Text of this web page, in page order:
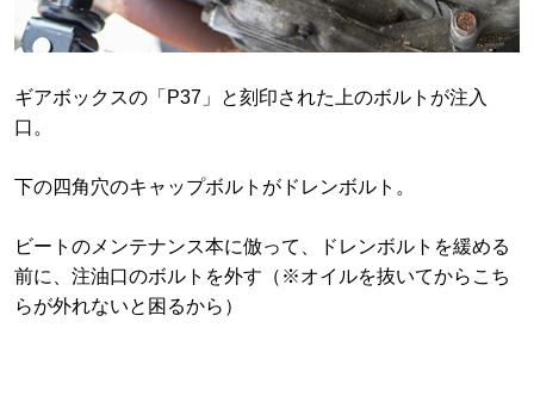
ギアボックスの「P37」と刻印された上のボルトが注入
口。
下の四角穴のキャップボルトがドレンボルト。
ビートのメンテナンス本に倣って、ドレンボルトを緩める
前に、注油口のボルトを外す（※オイルを抜いてからこち
らが外れないと困るから）